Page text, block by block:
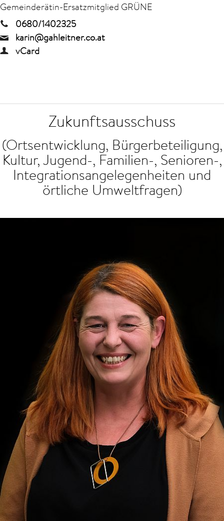
Gemeinderätin-Ersatzmitglied GRÜNE
0680/1402325
karin@gahleitner.co.at
vCard
Zukunftsausschuss
(Ortsentwicklung, Bürgerbeteiligung,
Kultur, Jugend-, Familien-, Senioren-,
Integrationsangelegenheiten und
örtliche Umweltfragen)